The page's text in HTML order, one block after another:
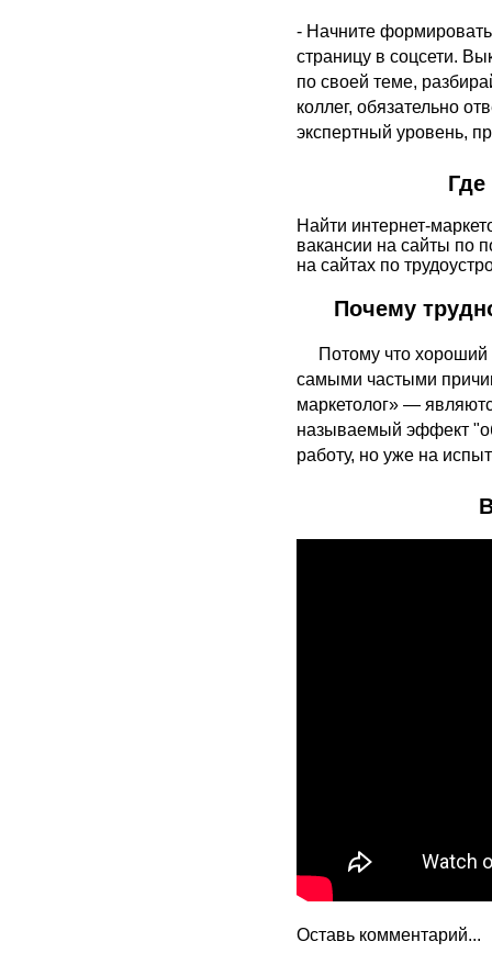
- Начните
страницу в соцсети.
по своей теме,
коллег, обязательно
экспертный уровень,
Где
Найти интернет-
вакансии на сайты по
на сайтах по
Почему
Потому что
самыми частыми
маркетолог» —
называемый эффект
работу, но уже на
Оставь комментарий...